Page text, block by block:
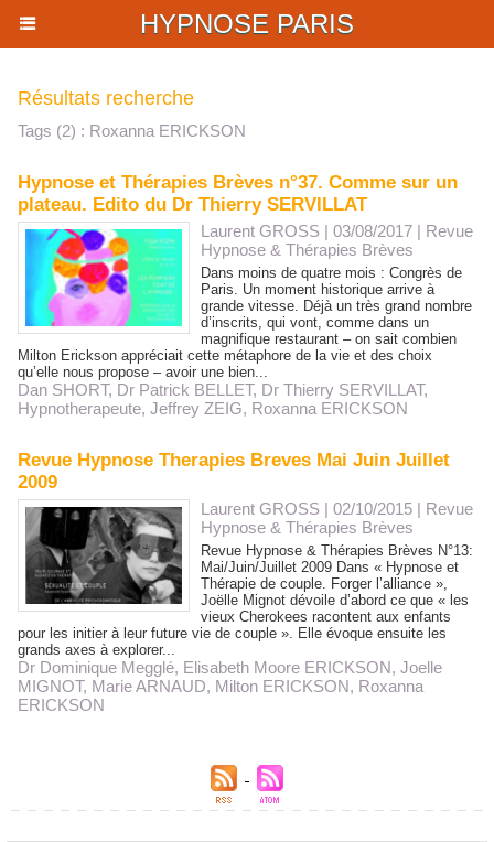
HYPNOSE PARIS
Résultats recherche
Tags (2) : Roxanna ERICKSON
Hypnose et Thérapies Brèves n°37. Comme sur un
plateau. Edito du Dr Thierry SERVILLAT
Laurent GROSS | 03/08/2017 | Revue
Hypnose & Thérapies Brèves
Dans moins de quatre mois : Congrès de
Paris. Un moment historique arrive à
grande vitesse. Déjà un très grand nombre
d’inscrits, qui vont, comme dans un
magnifique restaurant – on sait combien
Milton Erickson appréciait cette métaphore de la vie et des choix
qu’elle nous propose – avoir une bien...
Dan SHORT, Dr Patrick BELLET, Dr Thierry SERVILLAT,
Hypnotherapeute, Jeffrey ZEIG, Roxanna ERICKSON
Revue Hypnose Therapies Breves Mai Juin Juillet
2009
Laurent GROSS | 02/10/2015 | Revue
Hypnose & Thérapies Brèves
Revue Hypnose & Thérapies Brèves N°13:
Mai/Juin/Juillet 2009 Dans « Hypnose et
Thérapie de couple. Forger l’alliance »,
Joëlle Mignot dévoile d’abord ce que « les
vieux Cherokees racontent aux enfants
pour les initier à leur future vie de couple ». Elle évoque ensuite les
grands axes à explorer...
Dr Dominique Megglé, Elisabeth Moore ERICKSON, Joelle
MIGNOT, Marie ARNAUD, Milton ERICKSON, Roxanna
ERICKSON